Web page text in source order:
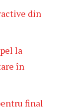
din
la
în
final